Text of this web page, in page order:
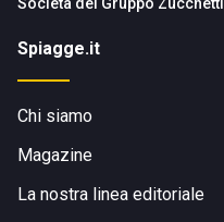
Spiagge.it
Chi siamo
Magazine
La nostra linea editoriale